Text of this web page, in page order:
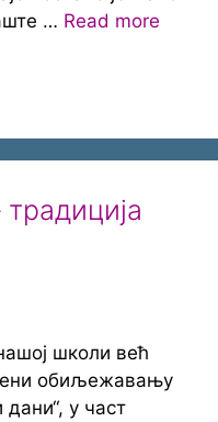
… Read more
школи већ
обиљежавању
у част